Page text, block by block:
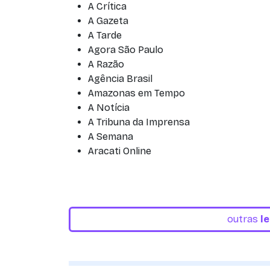
A Crítica
A Gazeta
A Tarde
Agora São Paulo
A Razão
Agência Brasil
Amazonas em Tempo
A Notícia
A Tribuna da Imprensa
A Semana
Aracati Online
outras